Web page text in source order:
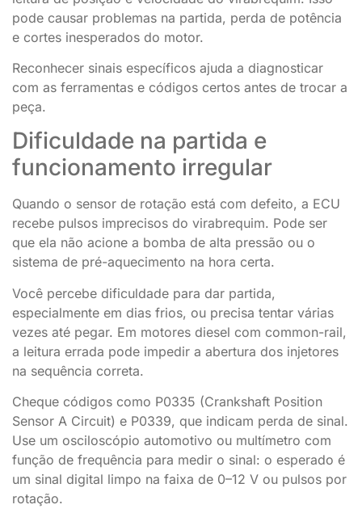
pode causar problemas na partida, perda de potência
e cortes inesperados do motor.
Reconhecer sinais específicos ajuda a diagnosticar
com as ferramentas e códigos certos antes de trocar a
peça.
Dificuldade na partida e
funcionamento irregular
Quando o sensor de rotação está com defeito, a ECU
recebe pulsos imprecisos do virabrequim. Pode ser
que ela não acione a bomba de alta pressão ou o
sistema de pré-aquecimento na hora certa.
Você percebe dificuldade para dar partida,
especialmente em dias frios, ou precisa tentar várias
vezes até pegar. Em motores diesel com common-rail,
a leitura errada pode impedir a abertura dos injetores
na sequência correta.
Cheque códigos como P0335 (Crankshaft Position
Sensor A Circuit) e P0339, que indicam perda de sinal.
Use um osciloscópio automotivo ou multímetro com
função de frequência para medir o sinal: o esperado é
um sinal digital limpo na faixa de 0–12 V ou pulsos por
rotação.